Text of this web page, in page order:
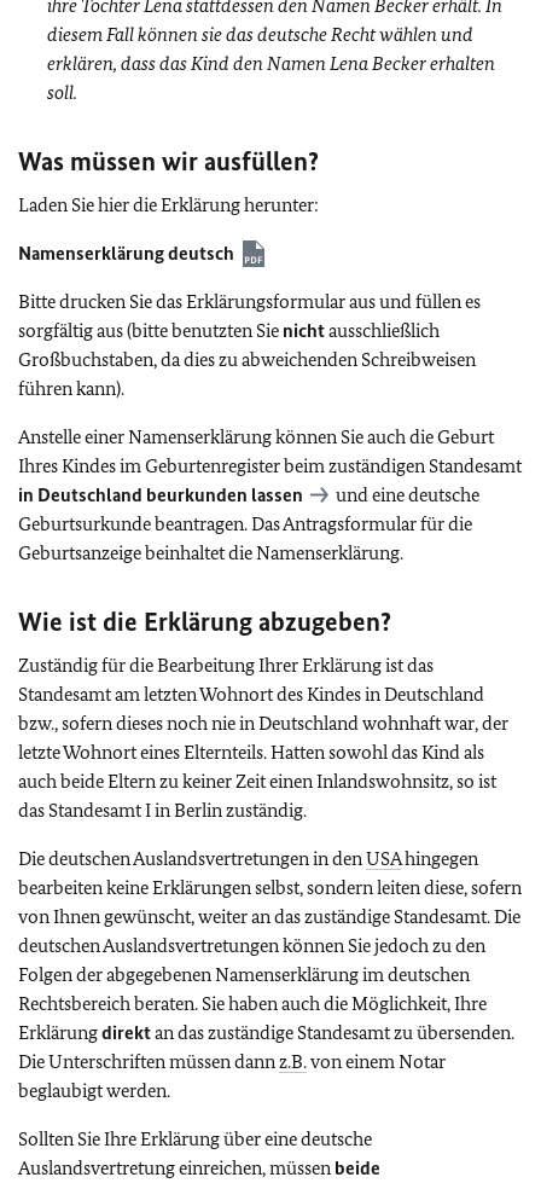
ihre Tochter Lena stattdessen den Namen Becker erhält. In
diesem Fall können sie das deutsche Recht wählen und
erklären, dass das Kind den Namen Lena Becker erhalten
soll.
Was müssen wir ausfüllen?
Laden Sie hier die Erklärung herunter:
Namenserklärung deutsch
Bitte drucken Sie das Erklärungsformular aus und füllen es
sorgfältig aus (bitte benutzten Sie nichtausschließlich
Großbuchstaben, da dies zu abweichenden Schreibweisen
führen kann).
Anstelle einer Namenserklärung können Sie auch die Geburt
Ihres Kindes im Geburtenregister beim zuständigen Standesamt
in Deutschland beurkunden lassen
und eine deutsche
Geburtsurkunde beantragen. Das Antragsformular für die
Geburtsanzeige beinhaltet die Namenserklärung.
Wie ist die Erklärung abzugeben?
Zuständig für die Bearbeitung Ihrer Erklärung ist das
Standesamt am letzten Wohnort des Kindes in Deutschland
bzw., sofern dieses noch nie in Deutschland wohnhaft war, der
letzte Wohnort eines Elternteils. Hatten sowohl das Kind als
auch beide Eltern zu keiner Zeit einen Inlandswohnsitz, so ist
das Standesamt I in Berlin zuständig.
Die deutschen Auslandsvertretungen in denUSAhingegen
bearbeiten keine Erklärungen selbst, sondern leiten diese, sofern
von Ihnen gewünscht, weiter an das zuständige Standesamt. Die
deutschen Auslandsvertretungen können Sie jedoch zu den
Folgen der abgegebenen Namenserklärung im deutschen
Rechtsbereich beraten. Sie haben auch die Möglichkeit, Ihre
Erklärungdirektan das zuständige Standesamt zu übersenden.
Die Unterschriften müssen dannz.B.von einem Notar
beglaubigt werden.
Sollten Sie Ihre Erklärung über eine deutsche
Auslandsvertretung einreichen, müssen beide